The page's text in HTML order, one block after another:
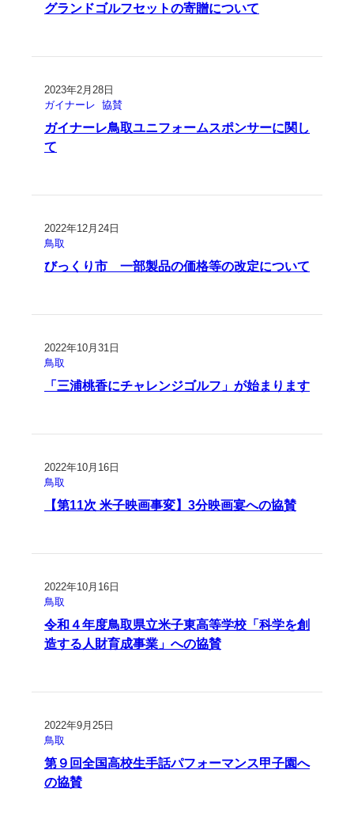
グランドゴルフセットの寄贈について
2023年2月28日
ガイナーレ 協賛
ガイナーレ鳥取ユニフォームスポンサーに関し
て
2022年12月24日
鳥取
びっくり市 一部製品の価格等の改定について
2022年10月31日
鳥取
「三浦桃香にチャレンジゴルフ」が始まります
2022年10月16日
鳥取
【第11次 米子映画事変】3分映画宴への協賛
2022年10月16日
鳥取
令和４年度鳥取県立米子東高等学校「科学を創
造する人財育成事業」への協賛
2022年9月25日
鳥取
第９回全国高校生手話パフォーマンス甲子園へ
の協賛